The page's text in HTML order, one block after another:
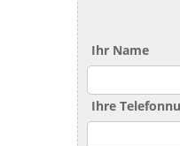
Ihr Name
Ihre